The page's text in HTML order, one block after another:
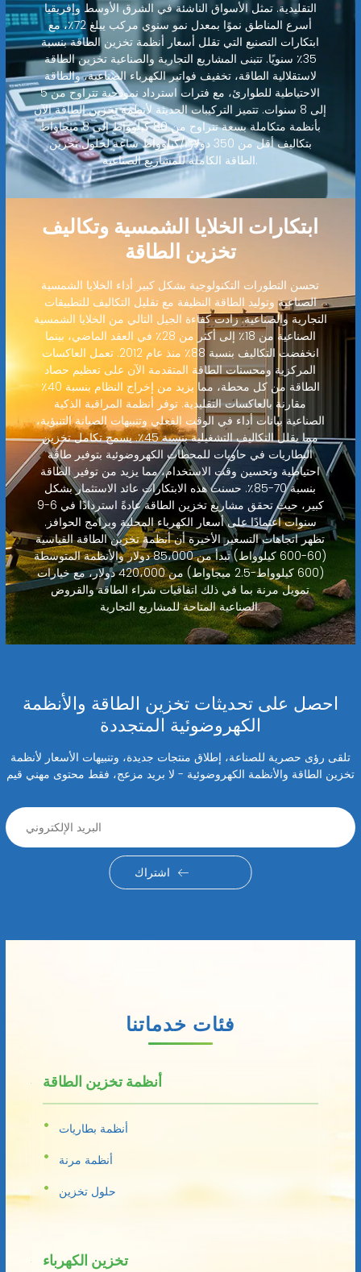
التقليدية. تمثل الأسواق الناشئة في الشرق الأوسط وإفريقيا
أسرع المناطق نموًا بمعدل نمو سنوي مركب يبلغ 72٪، مع
ابتكارات التصنيع التي تقلل أسعار أنظمة تخزين الطاقة بنسبة
35٪ سنويًا. تتبنى المشاريع التجارية والصناعية تخزين الطاقة
لاستقلالية الطاقة، تخفيف فواتير الكهرباء الصناعية، والطاقة
الاحتياطية للطوارئ، مع فترات استرداد نموذجية تتراوح من 5
إلى 8 سنوات. تتميز التركيبات الحديثة لأنظمة تخزين الطاقة الآن
بأنظمة متكاملة بسعة تتراوح من 80 كيلوواط إلى 8 ميجاواط
بتكاليف أقل من 350 دولارًا/كيلوواط ساعة لحلول تخزين
الطاقة الكاملة للمشاريع الصناعية.
ابتكارات الخلايا الشمسية وتكاليف
تخزين الطاقة
تحسن التطورات التكنولوجية بشكل كبير أداء الخلايا الشمسية
الصناعية وتوليد الطاقة النظيفة مع تقليل التكاليف للتطبيقات
التجارية والصناعية. زادت كفاءة الجيل التالي من الخلايا الشمسية
الصناعية من 18٪ إلى أكثر من 28٪ في العقد الماضي، بينما
انخفضت التكاليف بنسبة 88٪ منذ عام 2012. تعمل العاكسات
المركزية ومحسنات الطاقة المتقدمة الآن على تعظيم حصاد
الطاقة من كل محطة، مما يزيد من إخراج النظام بنسبة 40٪
مقارنة بالعاكسات التقليدية. توفر أنظمة المراقبة الذكية
الصناعية بيانات أداء في الوقت الفعلي وتنبيهات الصيانة التنبؤية،
مما يقلل التكاليف التشغيلية بنسبة 45٪. يسمح تكامل تخزين
البطاريات في حاويات للمحطات الكهروضوئية بتوفير طاقة
احتياطية وتحسين وقت الاستخدام، مما يزيد من توفير الطاقة
بنسبة 70-85٪. حسنت هذه الابتكارات عائد الاستثمار بشكل
كبير، حيث تحقق مشاريع تخزين الطاقة عادةً استردادًا في 6-9
سنوات اعتمادًا على أسعار الكهرباء المحلية وبرامج الحوافز.
تظهر اتجاهات التسعير الأخيرة أن أنظمة تخزين الطاقة القياسية
(60-600 كيلوواط) تبدأ من 85،000 دولار والأنظمة المتوسطة
(600 كيلوواط-2.5 ميجاواط) من 420،000 دولار، مع خيارات
تمويل مرنة بما في ذلك اتفاقيات شراء الطاقة والقروض
الصناعية المتاحة للمشاريع التجارية.
احصل على تحديثات تخزين الطاقة والأنظمة
الكهروضوئية المتجددة
تلقى رؤى حصرية للصناعة، إطلاق منتجات جديدة، وتنبيهات الأسعار لأنظمة
تخزين الطاقة والأنظمة الكهروضوئية - لا بريد مزعج، فقط محتوى مهني قيم
اشتراك
فئات خدماتنا
أنظمة تخزين الطاقة
أنظمة بطاريات
أنظمة مرنة
حلول تخزين
تخزين الكهرباء